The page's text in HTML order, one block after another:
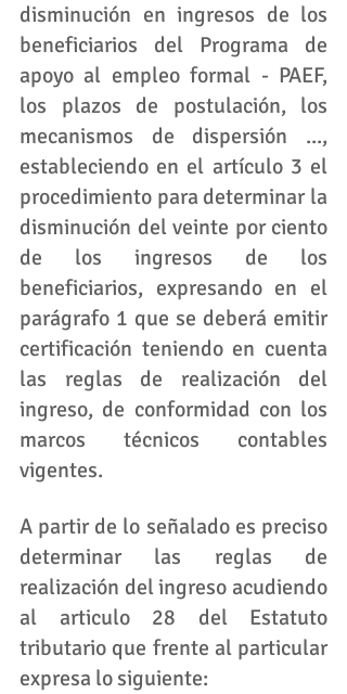
disminución en ingresos de los
beneficiarios del Programa de
apoyo al empleo formal - PAEF,
los plazos de postulación, los
mecanismos de dispersión ...,
estableciendo en el artículo 3 el
procedimiento para determinar la
disminución del veinte por ciento
de los ingresos de los
beneficiarios, expresando en el
parágrafo 1 que se deberá emitir
certificación teniendo en cuenta
las reglas de realización del
ingreso, de conformidad con los
marcos técnicos contables
vigentes.
A partir de lo señalado es preciso
determinar las reglas de
realización del ingreso acudiendo
al articulo 28 del Estatuto
tributario que frente al particular
expresa lo siguiente: